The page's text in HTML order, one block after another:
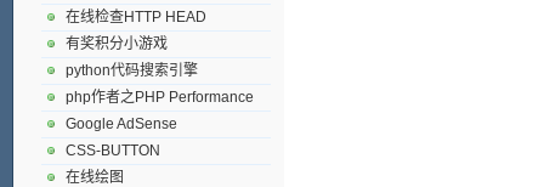
在线检查HTTP HEAD
有奖积分小游戏
python代码搜索引擎
php作者之PHP Performance
Google AdSense
CSS-BUTTON
在线绘图